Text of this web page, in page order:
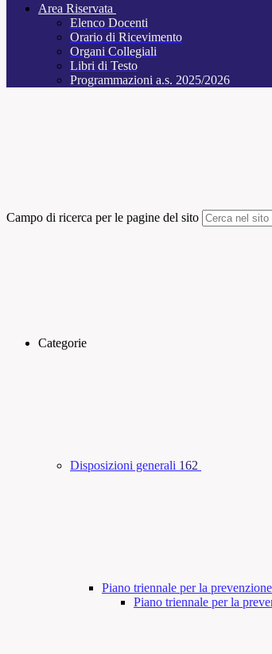
Area Riservata
Elenco Docenti
Orario di Ricevimento
Organi Collegiali
Libri di Testo
Programmazioni a.s. 2025/2026
Campo di ricerca per le pagine del sito
Categorie
Disposizioni generali 162
Piano triennale per la
Piano triennale per la